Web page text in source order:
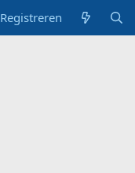
Registreren